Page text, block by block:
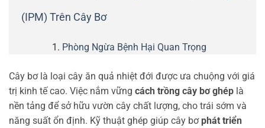
(IPM) Trên Cây Bơ
Phòng Ngừa Bệnh Hại Quan Trọng
Cây bơ là loại cây ăn quả nhiệt đới được ưa chuộng với giá
trị kinh tế cao. Việc nắm vững cách trồng cây bơ ghép là
nền tảng để sở hữu vườn cây chất lượng, cho trái sớm và
năng suất ổn định. Kỹ thuật ghép giúp cây bơ phát triển